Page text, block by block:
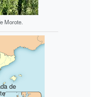
Morote.
de